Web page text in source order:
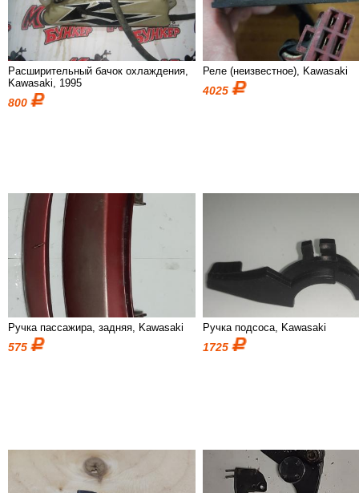
Расширительный бачок охлаждения,
Kawasaki, 1995
800
Реле (неизвестное), Kawasaki
4025
Ручка пассажира, задняя, Kawasaki
575
Ручка подсоса, Kawasaki
1725